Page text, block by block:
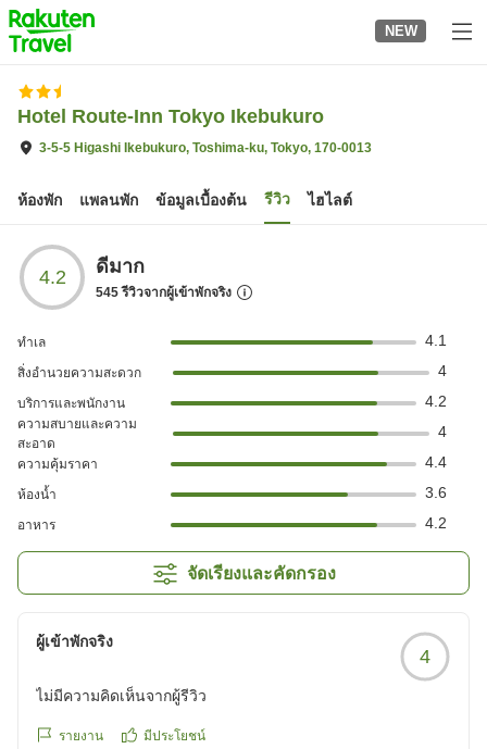
to
top
page
NEW
Hotel Route-Inn Tokyo Ikebukuro
3-5-5 Higashi Ikebukuro, Toshima-ku, Tokyo, 170-0013
ห้องพัก แพลนพัก ข้อมูลเบื้องต้น รีวิว ไฮไลต์
4.2 ดีมาก
545รีวิวจากผู้เข้าพักจริง
ทำเล 4.1
สิ่งอำนวยความสะดวก 4
บริการและพนักงาน 4.2
ความสบายและความ
สะอาด
4
ความคุ้มราคา 4.4
ห้องน้ำ 3.6
อาหาร 4.2
จัดเรียงและคัดกรอง
ผู้เข้าพักจริง
4
ไม่มีความคิดเห็นจากผู้รีวิว
รายงาน มีประโยชน์